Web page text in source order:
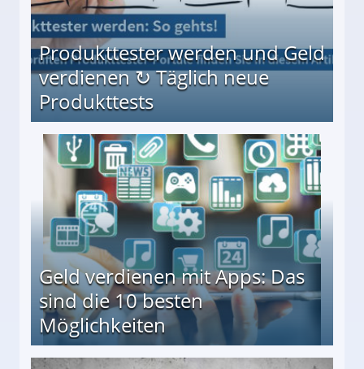
Produkttester werden und Geld
verdienen ↻ Täglich neue
Produkttests
↻ Täglich neue Produkttests
Geld verdienen mit Apps: Das
sind die 10 besten
Möglichkeiten
besten Möglichkeiten